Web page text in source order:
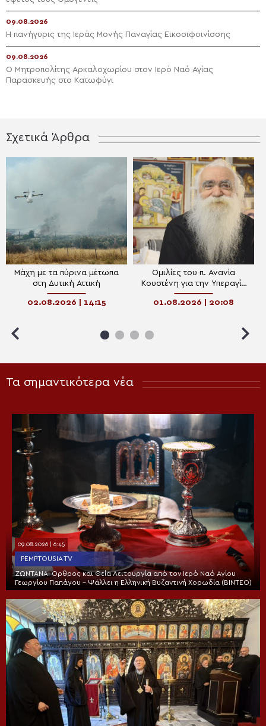
09.08.2026
Η πανήγυρις της Ιεράς Μονής Παναγίας Εικοσιφοινίσσης
09.08.2026
Ο Μητροπολίτης Αρκαλοχωρίου στον Ιερό Ναό Αγίας
Παρασκευής στο Κατωφύγι
Σχετικά Άρθρα
Μάχη με τα πύρινα μέτωπα
στη Δυτική Αττική
02.08.2026 | 14:15
Ομιλίες του π. Ανανία
Κουστένη για την Υπεραγία
Θεοτόκο
01.08.2026 | 20:08
Τα σημαντικότερα νέα
09.08.2026 | 6:45
PEMPTOUSIA TV
ΖΩΝΤΑΝΑ: Όρθρος και Θεία Λειτουργία από τον Ιερό Ναό Αγίου
Γεωργίου Παπάγου – Ψάλλει η Ελληνική Βυζαντινή Χορωδία (ΒΙΝΤΕΟ)